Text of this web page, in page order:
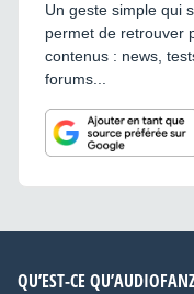
Un geste simple qui
permet de retrouver
contenus : news,
forums...
QU’EST-CE